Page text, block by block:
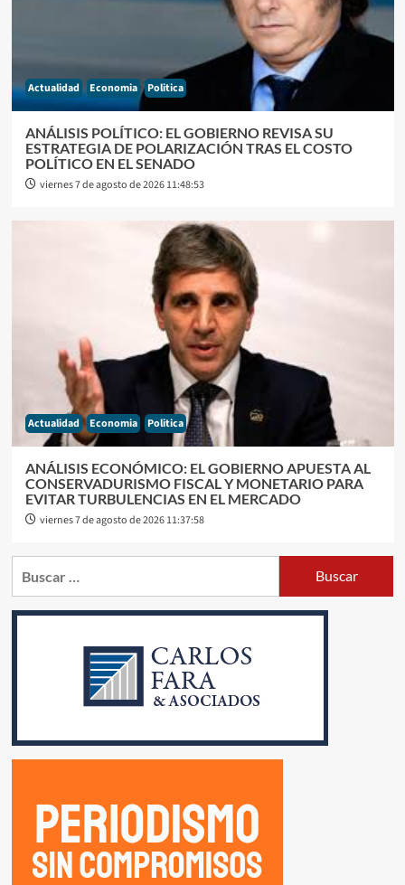
Actualidad Economia Politica
ANÁLISIS POLÍTICO: EL GOBIERNO REVISA SU
ESTRATEGIA DE POLARIZACIÓN TRAS EL COSTO
POLÍTICO EN EL SENADO
viernes 7 de agosto de 2026 11:48:53
Actualidad Economia Politica
ANÁLISIS ECONÓMICO: EL GOBIERNO APUESTA AL
CONSERVADURISMO FISCAL Y MONETARIO PARA
EVITAR TURBULENCIAS EN EL MERCADO
viernes 7 de agosto de 2026 11:37:58